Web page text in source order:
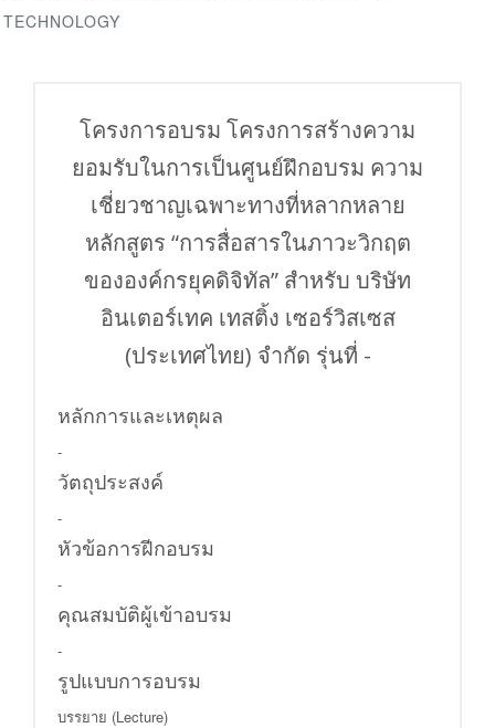
TECHNOLOGY
โครงการอบรม โครงการสร้างความ
ยอมรับในการเป็นศูนย์ฝึกอบรม ความ
เชี่ยวชาญเฉพาะทางที่หลากหลาย
หลักสูตร “การสื่อสารในภาวะวิกฤต
ขององค์กรยุคดิจิทัล” สำหรับ บริษัท
อินเตอร์เทค เทสติ้ง เซอร์วิสเซส
(ประเทศไทย) จำกัด รุ่นที่ -
หลักการและเหตุผล
-
วัตถุประสงค์
-
หัวข้อการฝีกอบรม
-
คุณสมบัติผู้เข้าอบรม
-
รูปแบบการอบรม
บรรยาย (Lecture)